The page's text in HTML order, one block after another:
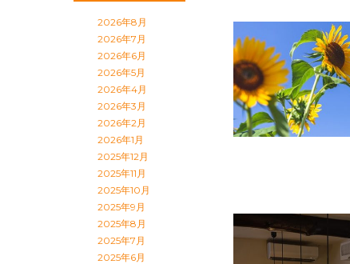
2026年8月
2026年7月
2026年6月
2026年5月
2026年4月
2026年3月
2026年2月
2026年1月
2025年12月
2025年11月
2025年10月
2025年9月
2025年8月
2025年7月
2025年6月